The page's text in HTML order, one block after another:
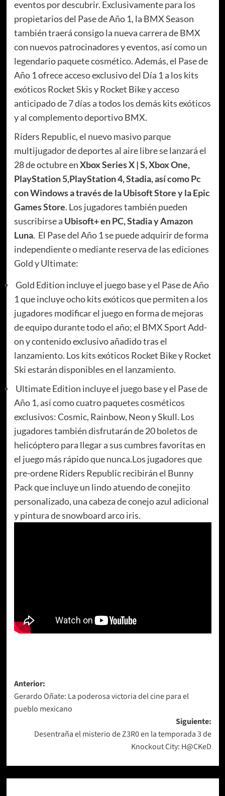
eventos por descubrir. Exclusivamente para los
propietarios del Pase de Año 1, la BMX Season
también traerá consigo la nueva carrera de BMX
con nuevos patrocinadores y eventos, así como un
legendario paquete cosmético. Además, el Pase de
Año 1 ofrece acceso exclusivo del Día 1 a los kits
exóticos Rocket Skis y Rocket Bike y acceso
anticipado de 7 días a todos los demás kits exóticos
y al complemento deportivo BMX.
Riders Republic, el nuevo masivo parque
multijugador de deportes al aire libre se lanzará el
28 de octubre enXbox Series X | S, Xbox One,
PlayStation 5,PlayStation 4, Stadia, así como Pc
con Windows a través de la Ubisoft Store y la Epic
Games Store. Los jugadores también pueden
suscribirse a Ubisoft+ en PC, Stadia y Amazon
Luna. El Pase del Año 1 se puede adquirir de forma
independiente o mediante reserva de las ediciones
Gold y Ultimate:
Gold Edition incluye el juego base y el Pase de Año
1 que incluye ocho kits exóticos que permiten a los
jugadores modificar el juego en forma de mejoras
de equipo durante todo el año; el BMX Sport Add-
on y contenido exclusivo añadido tras el
lanzamiento. Los kits exóticos Rocket Bike y Rocket
Ski estarán disponibles en el lanzamiento.
Ultimate Edition incluye el juego base y el Pase de
Año 1, así como cuatro paquetes cosméticos
exclusivos: Cosmic, Rainbow, Neon y Skull. Los
jugadores también disfrutarán de 20 boletos de
helicóptero para llegar a sus cumbres favoritas en
el juego más rápido que nunca.Los jugadores que
pre-ordene Riders Republic recibirán el Bunny
Pack que incluye un lindo atuendo de conejito
personalizado, una cabeza de conejo azul adicional
y pintura de snowboard arco iris.
Navegación
de
entradas
Anterior:
Gerardo Oñate: La poderosa victoria del cine para el
pueblo mexicano
Siguiente:
Desentraña el misterio de Z3R0 en la temporada 3 de
Knockout City: H@CKeD